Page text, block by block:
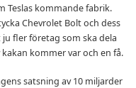
Teslas kommande fabrik.
Chevrolet Bolt och dess
fler företag som ska dela
kommer var och en få.
satsning av 10 miljarder